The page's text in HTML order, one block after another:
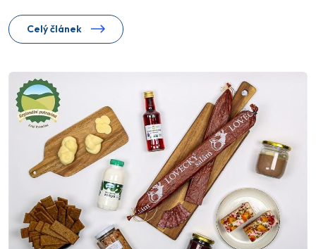
Celý článek